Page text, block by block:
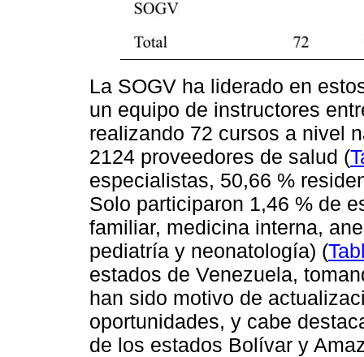
La SOGV ha liderado en
un equipo de instructores
realizando 72 cursos a nivel
2124 proveedores de salud (
especialistas, 50,66 %
Solo participaron 1,46 % de
familiar, medicina interna,
pediatría y neonatología) (
estados de Venezuela,
han sido motivo de
oportunidades, y cabe
de los estados Bolívar y